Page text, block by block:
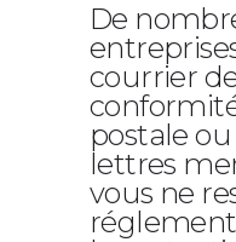
De
courrier
postale
lettres
vous ne